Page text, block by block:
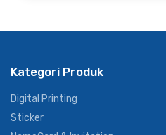
Kategori Produk
Digital Printing
Sticker